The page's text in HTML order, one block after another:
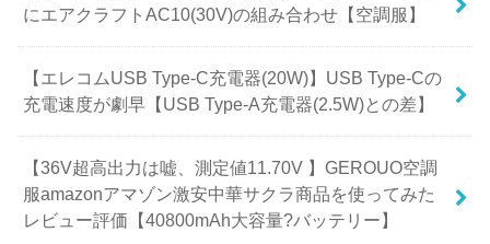
にエアクラフトAC10(30V)の組み合わせ【空調服】
【エレコムUSB Type-C充電器(20W)】USB Type-Cの
充電速度が劇早【USB Type-A充電器(2.5W)との差】
【36V超高出力は嘘、測定値11.70V 】GEROUO空調
服amazonアマゾン激安中華サクラ商品を使ってみた
レビュー評価【40800mAh大容量?バッテリー】